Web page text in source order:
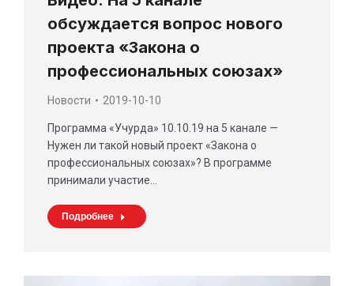
обсуждается вопрос нового
проекта «Закона о
профессиональных союзах»
Новости 2019-10-10
Программа «Учурда» 10.10.19 на 5 канале —
Нужен ли такой новый проект «Закона о
профессиональных союзах»? В программе
принимали участие…
Подробнее